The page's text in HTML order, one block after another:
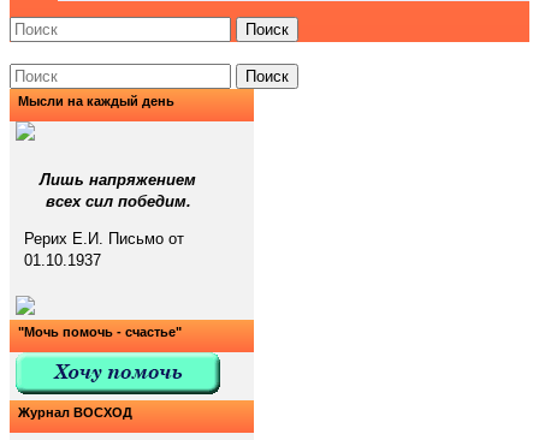
Поиск
Поиск
Мысли на каждый день
Лишь напряжением
всех сил победим.
Рерих Е.И. Письмо от
01.10.1937
"Мочь помочь - счастье"
Журнал ВОСХОД